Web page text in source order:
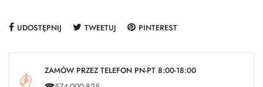
UDOSTĘPNIJ TWEETUJ PINTEREST
ZAMÓW PRZEZ TELEFON PN-PT 8:00-18:00